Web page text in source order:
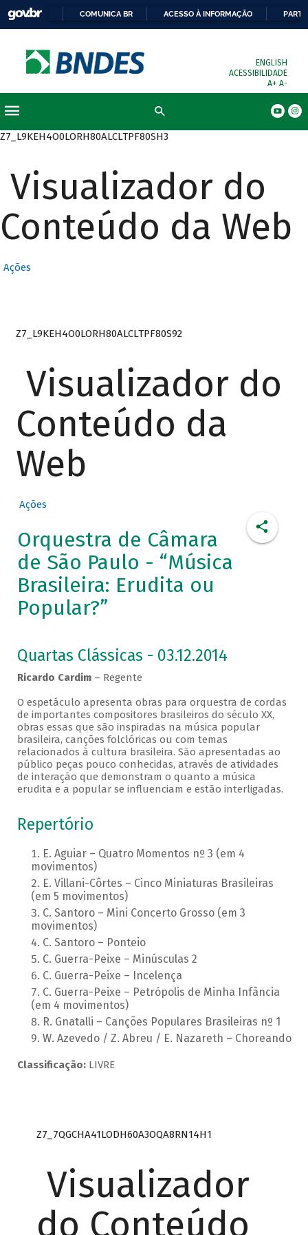
COMUNICA BR ACESSO À INFORMAÇÃO
ENGLISH
ACESSIBILIDADE
A+ A-
Z7_L9KEH4O0LORH80ALCLTPF80SH3
Visualizador do
Conteúdo da Web
Ações
Z7_L9KEH4O0LORH80ALCLTPF80S92
Visualizador do
Conteúdo da
Web
Ações
Orquestra de Câmara
de São Paulo - “Música
Brasileira: Erudita ou
Popular?”
Quartas Clássicas - 03.12.2014
Ricardo Cardim – Regente
O espetáculo apresenta obras para orquestra de cordas
de importantes compositores brasileiros do século XX,
obras essas que são inspiradas na música popular
brasileira, canções folclóricas ou com temas
relacionados à cultura brasileira. São apresentadas ao
público peças pouco conhecidas, através de atividades
de interação que demonstram o quanto a música
erudita e a popular se influenciam e estão interligadas.
Repertório
E. Aguiar – Quatro Momentos nº 3 (em 4
movimentos)
E. Villani-Côrtes – Cinco Miniaturas Brasileiras
(em 5 movimentos)
C. Santoro – Mini Concerto Grosso (em 3
movimentos)
C. Santoro – Ponteio
C. Guerra-Peixe – Minúsculas 2
C. Guerra-Peixe – Incelença
C. Guerra-Peixe – Petrópolis de Minha Infância
(em 4 movimentos)
R. Gnatalli – Canções Populares Brasileiras nº 1
W. Azevedo / Z. Abreu / E. Nazareth – Choreando
Classificação:LIVRE
Z7_7QGCHA41LODH60A3OQA8RN14H1
Visualizador
do Conteúdo